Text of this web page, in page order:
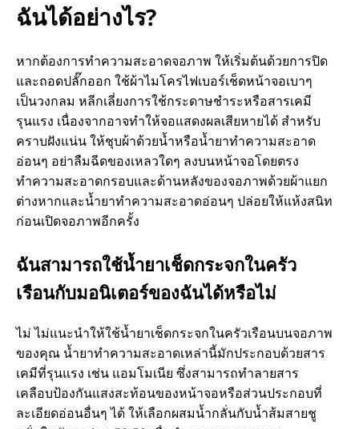
ข
ฉั
น
ฉันได้อย่างไร?
หากต้องการทำความสะอาดจอภาพ ให้เริ่มต้นด้วยการปิด
และถอดปลั๊กออก ใช้ผ้าไมโครไฟเบอร์เช็ดหน้าจอเบาๆ
เป็นวงกลม หลีกเลี่ยงการใช้กระดาษชำระหรือสารเคมี
รุนแรง เนื่องจากอาจทำให้จอแสดงผลเสียหายได้ สำหรับ
คราบฝังแน่น ให้ชุบผ้าด้วยน้ำหรือน้ำยาทำความสะอาด
อ่อนๆ อย่าลืมฉีดของเหลวใดๆ ลงบนหน้าจอโดยตรง
ทำความสะอาดกรอบและด้านหลังของจอภาพด้วยผ้าแยก
ต่างหากและน้ำยาทำความสะอาดอ่อนๆ ปล่อยให้แห้งสนิท
ก่อนเปิดจอภาพอีกครั้ง
ฉันสามารถใช้น้ำยาเช็ดกระจกในครัว
เรือนกับมอนิเตอร์ของฉันได้หรือไม่
ไม่ ไม่แนะนำให้ใช้น้ำยาเช็ดกระจกในครัวเรือนบนจอภาพ
ของคุณ น้ำยาทำความสะอาดเหล่านี้มักประกอบด้วยสาร
เคมีที่รุนแรง เช่น แอมโมเนีย ซึ่งสามารถทำลายสาร
เคลือบป้องกันแสงสะท้อนของหน้าจอหรือส่วนประกอบที่
ละเอียดอ่อนอื่นๆ ได้ ให้เลือกผสมน้ำกลั่นกับน้ำส้มสายชู